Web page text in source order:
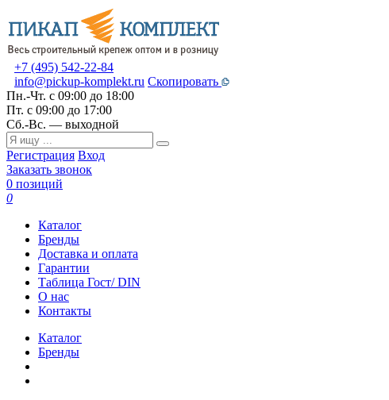
+7 (495) 542-22-84
info@pickup-komplekt.ru Скопировать
Пн.-Чт. с 09:00 до 18:00
Пт. с 09:00 до 17:00
Сб.-Вс. — выходной
Регистрация Вход
Заказать звонок
0 позиций
0
Каталог
Бренды
Доставка и оплата
Гарантии
Таблица Гост/ DIN
О нас
Контакты
Каталог
Бренды